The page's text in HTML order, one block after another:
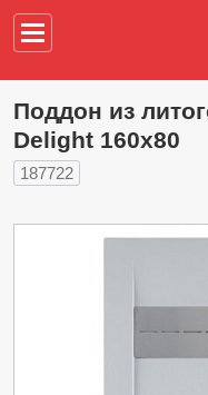
Поддон из
Delight 160x80
187722